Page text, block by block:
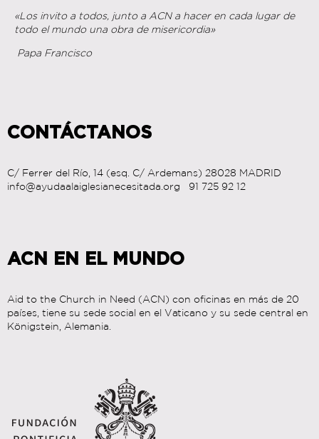
«Los invito a todos, junto a ACN a hacer en cada lugar de
todo el mundo una obra de misericordia»
Papa Francisco
CONTÁCTANOS
C/ Ferrer del Río, 14 (esq. C/ Ardemans) 28028 MADRID
info@ayudaalaiglesianecesitada.org 91 725 92 12
ACN EN EL MUNDO
Aid to the Church in Need (ACN) con oficinas en más de 20
países, tiene su sede social en el Vaticano y su sede central en
Königstein, Alemania.